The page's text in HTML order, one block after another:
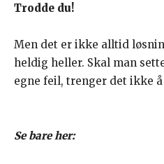
Trodde du!
Men det er ikke alltid
heldig heller. Skal man
egne feil, trenger det ikke
Se bare her: